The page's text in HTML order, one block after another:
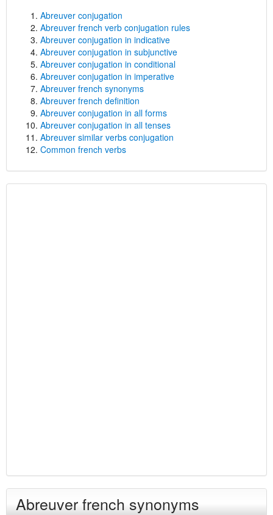
Abreuver conjugation
Abreuver french verb conjugation rules
Abreuver conjugation in indicative
Abreuver conjugation in subjunctive
Abreuver conjugation in conditional
Abreuver conjugation in imperative
Abreuver french synonyms
Abreuver french definition
Abreuver conjugation in all forms
Abreuver conjugation in all tenses
Abreuver similar verbs conjugation
Common french verbs
Abreuver french synonyms